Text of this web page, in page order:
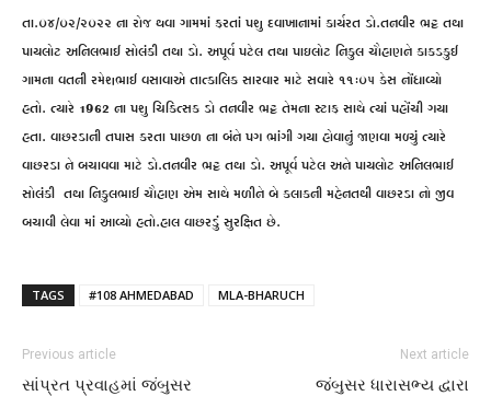
તા.૦૪/૦૨/૨૦૨૨ ના રોજ થવા ગામમાં ફરતાં પશુ દવાખાનામાં કાર્યરત ડો.તનવીર ભટ્ટ તથા
પાયલોટ અનિલભાઈ સોલંકી તથા ડો. અપૂર્વ પટેલ તથા પાઇલોટ નિકુલ ચૌહાણને કાકડકુઈ
ગામના વતની રમેશભાઈ વસાવાએ તાત્કાલિક સારવાર માટે સવારે ૧૧:૦૫ કેસ નોંધાવ્યો
હતો. ત્યારે 1962 ના પશુ ચિકિત્સક ડો તનવીર ભટ્ટ તેમના સ્ટાફ સાથે ત્યાં પહોંચી ગયા
હતા. વાછરડાની તપાસ કરતા પાછળ ના બંને પગ ભાંગી ગયા હોવાનું જાણવા મળ્યું ત્યારે
વાછરડા ને બચાવવા માટે ડો.તનવીર ભટ્ટ તથા ડો. અપૂર્વ પટેલ અને પાયલોટ અનિલભાઈ
સોલંકી તથા નિકુલભાઈ ચૌહાણ એમ સાથે મળીને બે કલાકની મહેનતથી વાછરડા નો જીવ
બચાવી લેવા માં આવ્યો હતો.હાલ વાછરડું સુરક્ષિત છે.
TAGS #108 AHMEDABAD MLA-BHARUCH
Previous article
સાંપ્રત પ્રવાહમાં જંબુસર
Next article
જંબુસર ધારાસભ્ય દ્વારા